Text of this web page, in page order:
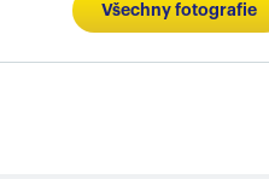
Všechny fotografie